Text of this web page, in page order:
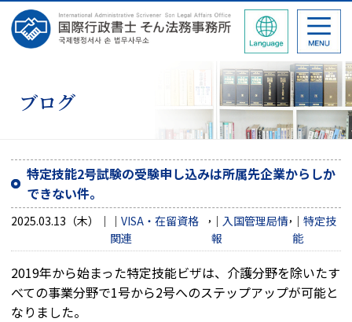
ブログ
特定技能2号試験の受験申し込みは所属先企業からしか
できない件。
2025.03.13（木）
VISA・在留資格
関連
,
入国管理局情
報
,
特定技
能
2019年から始まった特定技能ビザは、介護分野を除いたす
べての事業分野で1号から2号へのステップアップが可能と
なりました。